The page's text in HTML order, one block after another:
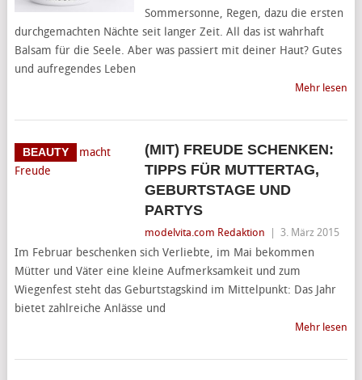
Sommersonne, Regen, dazu die ersten
durchgemachten Nächte seit langer Zeit. All das ist wahrhaft
Balsam für die Seele. Aber was passiert mit deiner Haut? Gutes
und aufregendes Leben
Mehr lesen
BEAUTY
(MIT) FREUDE SCHENKEN:
TIPPS FÜR MUTTERTAG,
GEBURTSTAGE UND
PARTYS
modelvita.com Redaktion 3. März 2015
Im Februar beschenken sich Verliebte, im Mai bekommen
Mütter und Väter eine kleine Aufmerksamkeit und zum
Wiegenfest steht das Geburtstagskind im Mittelpunkt: Das Jahr
bietet zahlreiche Anlässe und
Mehr lesen